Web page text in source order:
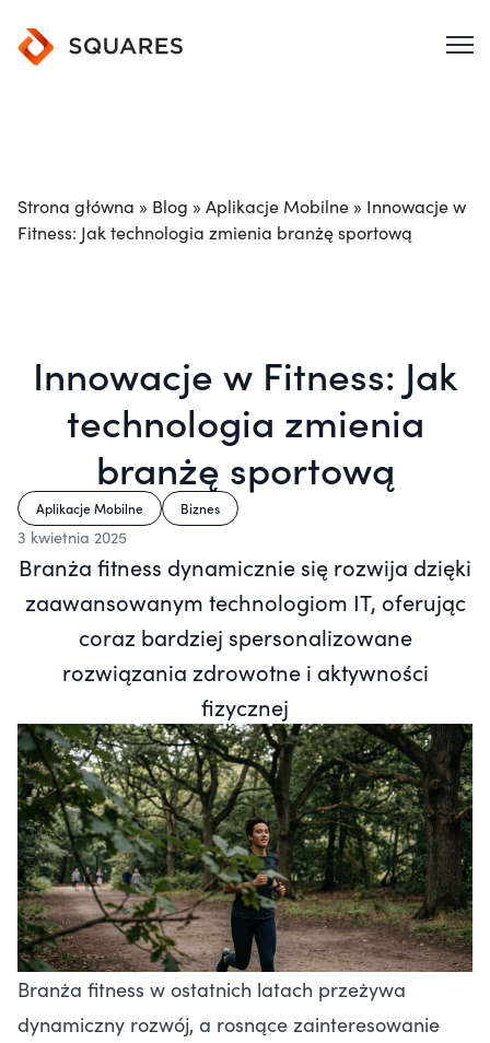
Strona główna » Blog » Aplikacje Mobilne » Innowacje w
Fitness: Jak technologia zmienia branżę sportową
Innowacje w Fitness: Jak
technologia zmienia
branżę sportową
Aplikacje Mobilne Biznes
3 kwietnia 2025
Branża fitness dynamicznie się rozwija dzięki
zaawansowanym technologiom IT, oferując
coraz bardziej spersonalizowane
rozwiązania zdrowotne i aktywności
fizycznej
Branża fitness w ostatnich latach przeżywa
dynamiczny rozwój, a rosnące zainteresowanie